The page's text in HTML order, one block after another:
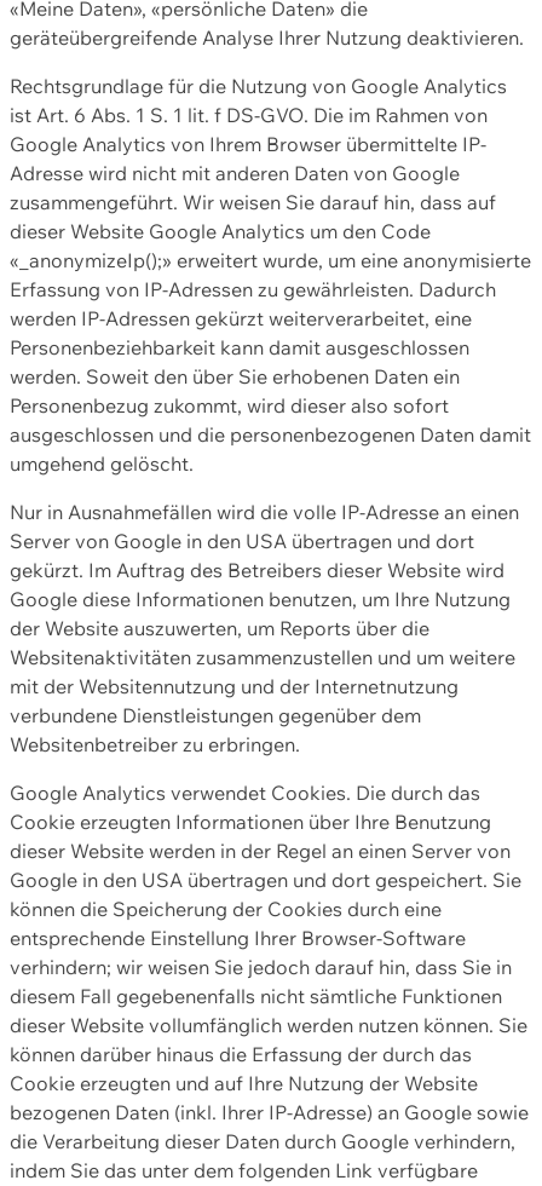
«Meine Daten», «persönliche Daten» die
geräteübergreifende Analyse Ihrer Nutzung deaktivieren.
Rechtsgrundlage für die Nutzung von Google Analytics
ist Art. 6 Abs. 1 S. 1 lit. f DS-GVO. Die im Rahmen von
Google Analytics von Ihrem Browser übermittelte IP-
Adresse wird nicht mit anderen Daten von Google
zusammengeführt. Wir weisen Sie darauf hin, dass auf
dieser Website Google Analytics um den Code
«_anonymizeIp();» erweitert wurde, um eine anonymisierte
Erfassung von IP-Adressen zu gewährleisten. Dadurch
werden IP-Adressen gekürzt weiterverarbeitet, eine
Personenbeziehbarkeit kann damit ausgeschlossen
werden. Soweit den über Sie erhobenen Daten ein
Personenbezug zukommt, wird dieser also sofort
ausgeschlossen und die personenbezogenen Daten damit
umgehend gelöscht.
Nur in Ausnahmefällen wird die volle IP-Adresse an einen
Server von Google in den USA übertragen und dort
gekürzt. Im Auftrag des Betreibers dieser Website wird
Google diese Informationen benutzen, um Ihre Nutzung
der Website auszuwerten, um Reports über die
Websitenaktivitäten zusammenzustellen und um weitere
mit der Websitennutzung und der Internetnutzung
verbundene Dienstleistungen gegenüber dem
Websitenbetreiber zu erbringen.
Google Analytics verwendet Cookies. Die durch das
Cookie erzeugten Informationen über Ihre Benutzung
dieser Website werden in der Regel an einen Server von
Google in den USA übertragen und dort gespeichert. Sie
können die Speicherung der Cookies durch eine
entsprechende Einstellung Ihrer Browser-Software
verhindern; wir weisen Sie jedoch darauf hin, dass Sie in
diesem Fall gegebenenfalls nicht sämtliche Funktionen
dieser Website vollumfänglich werden nutzen können. Sie
können darüber hinaus die Erfassung der durch das
Cookie erzeugten und auf Ihre Nutzung der Website
bezogenen Daten (inkl. Ihrer IP-Adresse) an Google sowie
die Verarbeitung dieser Daten durch Google verhindern,
indem Sie das unter dem folgenden Link verfügbare